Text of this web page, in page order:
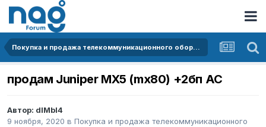
Покупка и продажа телекоммуникационного оборудования
продам Juniper MX5 (mx80) +2бп AC
Автор: dIMbI4
9 ноября, 2020 в Покупка и продажа телекоммуникационного